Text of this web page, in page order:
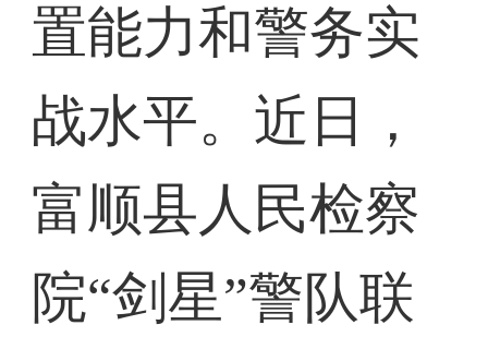
置能力和警务实
战水平。近日，
富顺县人民检察
院“剑星”警队联